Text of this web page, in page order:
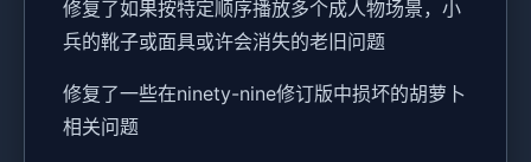
修复了如果按特定顺序播放多个成人物场景，小
兵的靴子或面具或许会消失的老旧问题
修复了一些在ninety-nine修订版中损坏的胡萝卜
相关问题